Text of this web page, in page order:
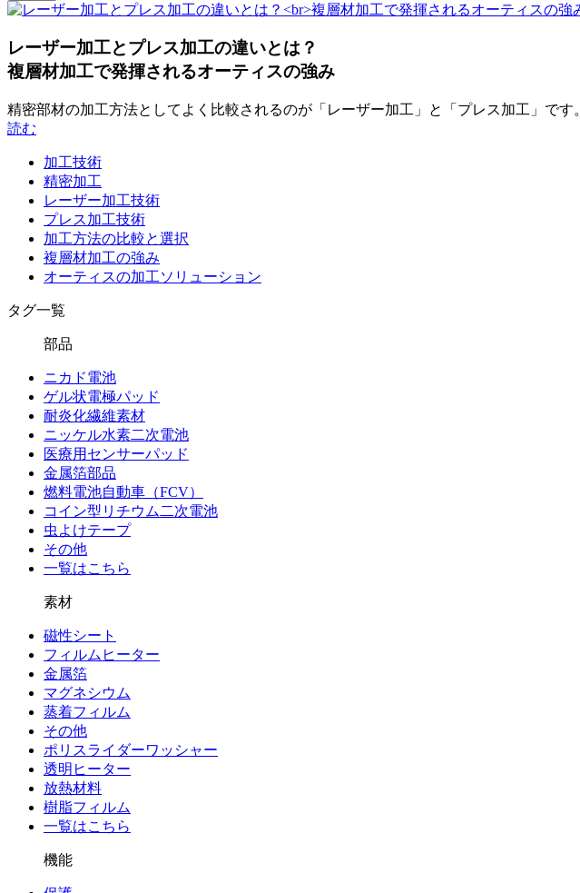
レーザー加工とプレス加工の違いとは？
複層材加工で発揮されるオーティスの強み
精密部材の加工方法としてよく比較されるのが「レーザー加工」と「プレス加工」で
読む
加工技術
精密加工
レーザー加工技術
プレス加工技術
加工方法の比較と選択
複層材加工の強み
オーティスの加工ソリューション
タグ一覧
部品
ニカド電池
ゲル状電極パッド
耐炎化繊維素材
ニッケル水素二次電池
医療用センサーパッド
金属箔部品
燃料電池自動車（FCV）
コイン型リチウム二次電池
虫よけテープ
その他
一覧はこちら
素材
磁性シート
フィルムヒーター
金属箔
マグネシウム
蒸着フィルム
その他
ポリスライダーワッシャー
透明ヒーター
放熱材料
樹脂フィルム
一覧はこちら
機能